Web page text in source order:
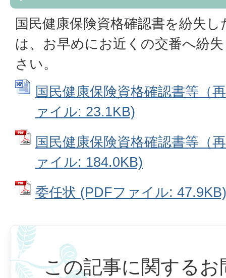
国民健康保険資格確認書を紛失
は、お早めにお近くの交番へ紛
さい。
国民健康保険資格確認書等（
ァイル: 23.1KB)
国民健康保険資格確認書等（
ァイル: 184.0KB)
委任状 (PDFファイル: 47.9KB)
この記事に関するお